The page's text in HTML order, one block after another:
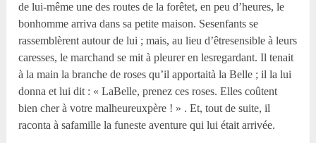
de lui-même une des routes de la forêtet, en peu d’heures, le
bonhomme arriva dans sa petite maison. Sesenfants se
rassemblèrent autour de lui ; mais, au lieu d’êtresensible à leurs
caresses, le marchand se mit à pleurer en lesregardant. Il tenait
à la main la branche de roses qu’il apportaità la Belle ; il la lui
donna et lui dit : « LaBelle, prenez ces roses. Elles coûtent
bien cher à votre malheureuxpère ! » . Et, tout de suite, il
raconta à safamille la funeste aventure qui lui était arrivée.